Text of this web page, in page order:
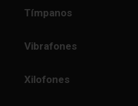
Tímpanos
Vibrafones
Xilofones